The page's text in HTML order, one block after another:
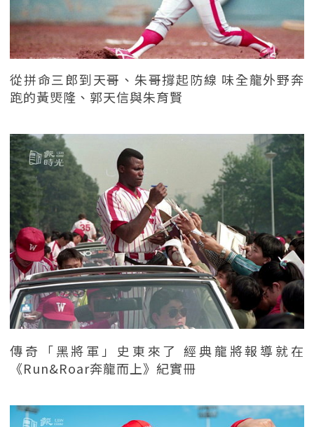
從拼命三郎到天哥、朱哥撐起防線 味全龍外野奔
跑的黃煚隆、郭天信與朱育賢
傳奇「黑將軍」史東來了 經典龍將報導就在
《Run&Roar奔龍而上》紀實冊